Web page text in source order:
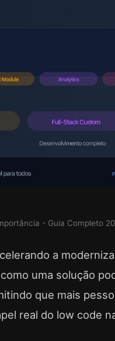
- Guia Completo
a
uma solução
que mais
real do low code